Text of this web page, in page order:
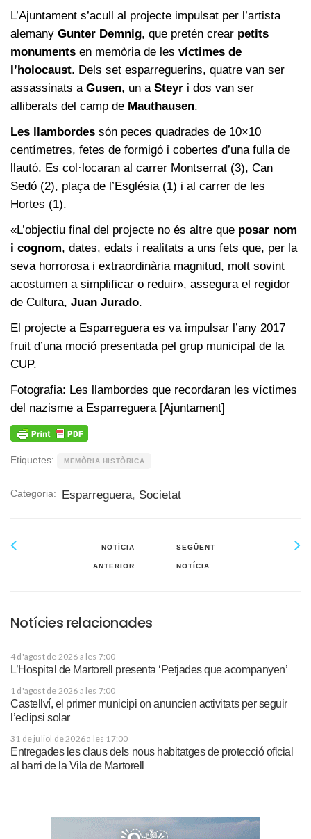
L’Ajuntament s’acull al projecte impulsat per l’artista
alemany Gunter Demnig, que pretén crear petits
monuments en memòria de les víctimes de
l’holocaust. Dels set esparreguerins, quatre van ser
assassinats a Gusen, un a Steyr i dos van ser
alliberats del camp de Mauthausen.
Les llambordes són peces quadrades de 10×10
centímetres, fetes de formigó i cobertes d’una fulla de
llautó. Es col·locaran al carrer Montserrat (3), Can
Sedó (2), plaça de l’Església (1) i al carrer de les
Hortes (1).
«L’objectiu final del projecte no és altre que posar nom
i cognom, dates, edats i realitats a uns fets que, per la
seva horrorosa i extraordinària magnitud, molt sovint
acostumen a simplificar o reduir», assegura el regidor
de Cultura, Juan Jurado.
El projecte a Esparreguera es va impulsar l’any 2017
fruit d’una moció presentada pel grup municipal de la
CUP.
Fotografia: Les llambordes que recordaran les víctimes
del nazisme a Esparreguera [Ajuntament]
Etiquetes: MEMÒRIA HISTÒRICA
Categoria: Esparreguera, Societat
NOTÍCIA
ANTERIOR
SEGÜENT
NOTÍCIA
Notícies relacionades
4 d'agost de 2026 a les 7:00
L’Hospital de Martorell presenta ‘Petjades que acompanyen’
1 d'agost de 2026 a les 7:00
Castellví, el primer municipi on anuncien activitats per seguir
l’eclipsi solar
31 de juliol de 2026 a les 17:00
Entregades les claus dels nous habitatges de protecció oficial
al barri de la Vila de Martorell